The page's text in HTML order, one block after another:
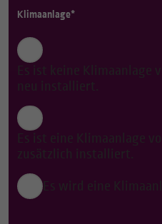
Klimaanlage*
Es ist keine Klimaanlage
neu installiert.
Es ist eine Klimaanlage
zusätzlich installiert.
Es wird eine